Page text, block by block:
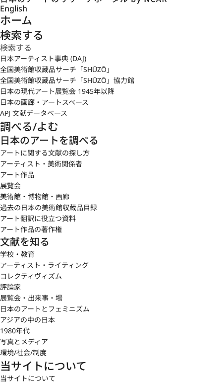
English
ホーム
検索する
日本アーティスト事典 (DAJ)
全国美術館収蔵品サーチ「SHŪZŌ」
全国美術館収蔵品サーチ「SHŪZŌ」協力館
日本の現代アート展覧会 1945年以降
日本の画廊・アートスペース
APJ 文献データベース
調べる/よむ
日本のアートを調べる
アートに関する文献の探し方
アーティスト・美術関係者
アート作品
展覧会
美術館・博物館・画廊
過去の日本の美術館収蔵品目録
アート翻訳に役立つ資料
アート作品の著作権
文献を知る
学校・教育
アーティスト・ライティング
コレクティヴィズム
評論家
展覧会・出来事・場
日本のアートとフェミニズム
アジアの中の日本
1980年代
写真とメディア
環境/社会/制度
当サイトについて
当サイトについて